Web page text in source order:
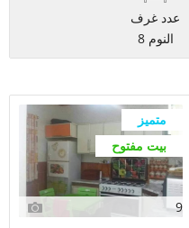
عدد غرف
النوم 8
متميز
بيت مفتوح
9